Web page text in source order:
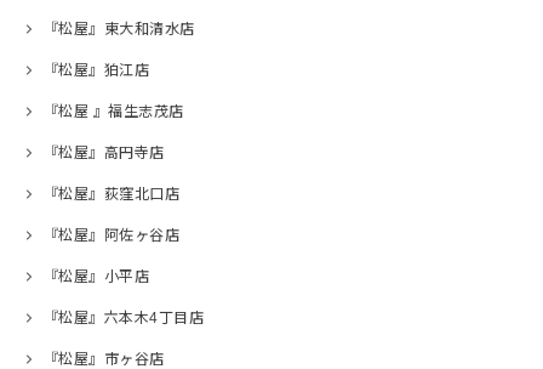
『松屋』東大和清水店
『松屋』狛江店
『松屋 』福生志茂店
『松屋』高円寺店
『松屋』荻窪北口店
『松屋』阿佐ヶ谷店
『松屋』小平店
『松屋』六本木4丁目店
『松屋』市ヶ谷店